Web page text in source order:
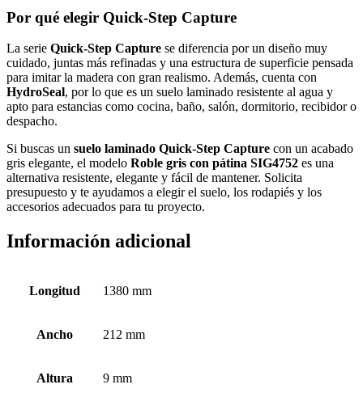
Por qué elegir Quick-Step Capture
La serie Quick-Step Capture se diferencia por un diseño muy
cuidado, juntas más refinadas y una estructura de superficie pensada
para imitar la madera con gran realismo. Además, cuenta con
HydroSeal, por lo que es un suelo laminado resistente al agua y
apto para estancias como cocina, baño, salón, dormitorio, recibidor o
despacho.
Si buscas un suelo laminado Quick-Step Capture con un acabado
gris elegante, el modelo Roble gris con pátina SIG4752 es una
alternativa resistente, elegante y fácil de mantener. Solicita
presupuesto y te ayudamos a elegir el suelo, los rodapiés y los
accesorios adecuados para tu proyecto.
Información adicional
Longitud 1380 mm
Ancho 212 mm
Altura 9 mm